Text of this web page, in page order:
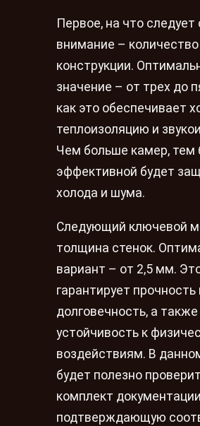
Первое, на что следует
внимание –
конструкции.
значение – от трех до
как это обеспечивает
теплоизоляцию и
Чем больше камер, тем
эффективной будет
холода и шума.
Следующий ключевой
толщина стенок.
вариант – от 2,5 мм.
гарантирует прочность
долговечность, а также
устойчивость к
воздействиям. В
будет полезно
комплект
подтверждающую